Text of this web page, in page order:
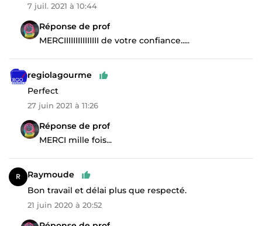
7 juil. 2021 à 10:44
Réponse de prof
MERCIIIIIIIIIIIIIII de votre confiance.....
regiolagourme
Perfect
27 juin 2021 à 11:26
Réponse de prof
MERCI mille fois...
Raymoude
Bon travail et délai plus que respecté.
21 juin 2020 à 20:52